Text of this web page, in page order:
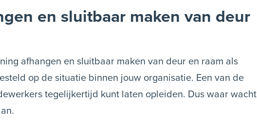
en sluitbaar maken van deur
afhangen en sluitbaar maken van deur en raam als
op de situatie binnen jouw organisatie. Een van de
tegelijkertijd kunt laten opleiden. Dus waar wacht